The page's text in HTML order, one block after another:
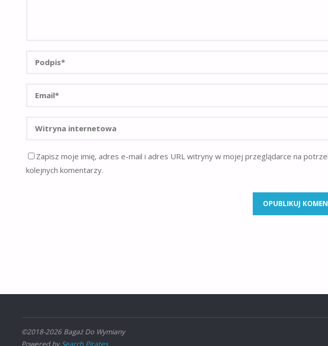
Zapisz moje imię, adres e-mail i adres URL witryny w mojej przeglądarce na
kolejnych komentarzy.
©2018-2026 Bagaż Do Wymiany
Powered by Search Pirates